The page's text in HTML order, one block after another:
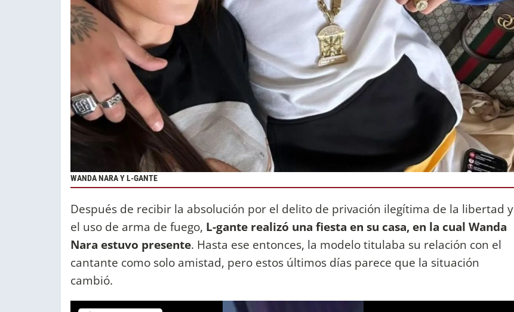
WANDA NARA Y L-GANTE
Después de recibir la absolución por el delito de privación ilegítima de la libertad y
el uso de arma de fuego, L-gante realizó una fiesta en su casa, en la cual Wanda
Nara estuvo presente. Hasta ese entonces, la modelo titulaba su relación con el
cantante como solo amistad, pero estos últimos días parece que la situación
cambió.